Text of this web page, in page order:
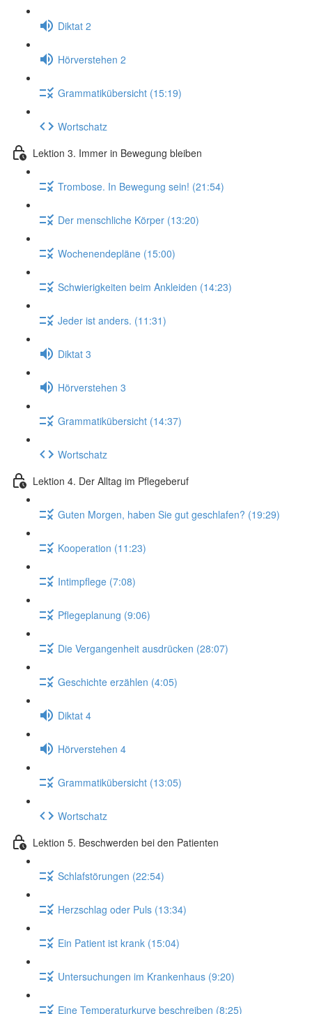
Diktat 2
Hörverstehen 2
Grammatikübersicht (15:19)
Wortschatz
Lektion 3. Immer in Bewegung bleiben
Trombose. In Bewegung sein! (21:54)
Der menschliche Körper (13:20)
Wochenendepläne (15:00)
Schwierigkeiten beim Ankleiden (14:23)
Jeder ist anders. (11:31)
Diktat 3
Hörverstehen 3
Grammatikübersicht (14:37)
Wortschatz
Lektion 4. Der Alltag im Pflegeberuf
Guten Morgen, haben Sie gut geschlafen? (19:29)
Kooperation (11:23)
Intimpflege (7:08)
Pflegeplanung (9:06)
Die Vergangenheit ausdrücken (28:07)
Geschichte erzählen (4:05)
Diktat 4
Hörverstehen 4
Grammatikübersicht (13:05)
Wortschatz
Lektion 5. Beschwerden bei den Patienten
Schlafstörungen (22:54)
Herzschlag oder Puls (13:34)
Ein Patient ist krank (15:04)
Untersuchungen im Krankenhaus (9:20)
Eine Temperaturkurve beschreiben (8:25)